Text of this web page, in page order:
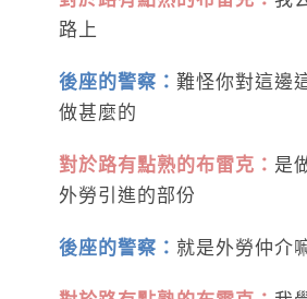
路上
後座的警察： 難怪你對這邊
做甚麼的
對於路有點熟的布雷克： 是
外勞引進的部份
後座的警察： 就是外勞仲介